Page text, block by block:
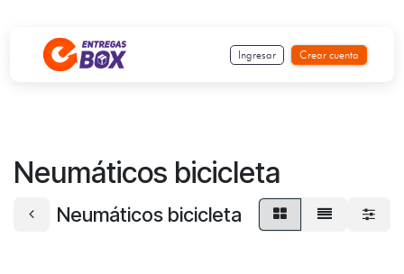
Ingresar Crear cuenta
Neumáticos bicicleta
Neumáticos bicicleta